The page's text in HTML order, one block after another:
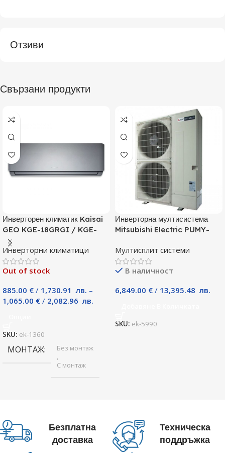
Отзиви
Свързани продукти
Инверторен климатик Kaisai
GEO KGE-18GRGI / KGE-
18GRGO, 18000 BTU, Клас
A++
Инверторни климатици
Out of stock
885.00 € / 1,730.91 лв. –
1,065.00 € / 2,082.96 лв.
SKU: ek-1360
МОНТАЖ
Без монтаж
,
С монтаж
Инверторна мултисистема
Mitsubishi Electric PUMY-
Мултисплит системи
В наличност
6,849.00 € / 13,395.48 лв.
SKU: ek-5990
Безплатна
доставка
Техническа
поддръжка